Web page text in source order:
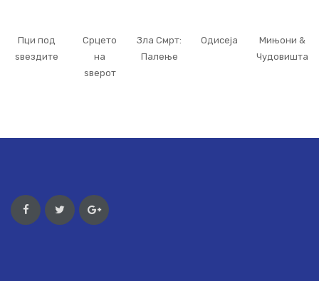
Пци под
ѕвездите
Срцето
на
ѕверот
Зла Смрт:
Палење
Одисеја
Мињони &
Чудовишта